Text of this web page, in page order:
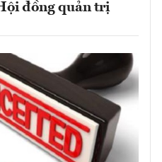
đồng quản trị